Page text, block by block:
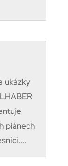
ukázky
piánech